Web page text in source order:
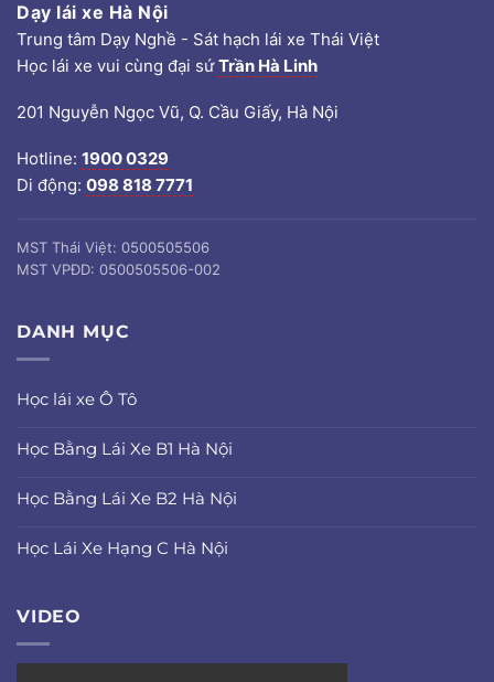
Dạy lái xe Hà Nội
Trung tâm Dạy Nghề - Sát hạch lái xe Thái Việt
Học lái xe vui cùng đại sứTrần Hà Linh
201 Nguyễn Ngọc Vũ, Q. Cầu Giấy, Hà Nội
Hotline: 1900 0329
Di động: 098 818 7771
MST Thái Việt: 0500505506
MST VPĐD: 0500505506-002
DANH MỤC
Học lái xe Ô Tô
Học Bằng Lái Xe B1 Hà Nội
Học Bằng Lái Xe B2 Hà Nội
Học Lái Xe Hạng C Hà Nội
VIDEO